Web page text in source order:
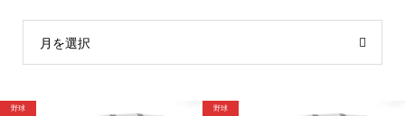
月を選択